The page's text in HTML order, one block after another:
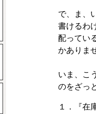
で、ま、
書けるわ
配ってい
かありま
いま、こ
のをざっ
１．『在